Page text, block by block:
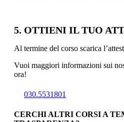
5. OTTIENI IL TUO
Al termine del corso scarica
Vuoi maggiori informazioni sui
ora!
030.5531801
CERCHI ALTRI CORSI A